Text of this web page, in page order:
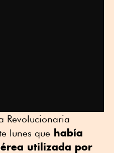
Revolucionaria
⁠lunes que había
utilizada por